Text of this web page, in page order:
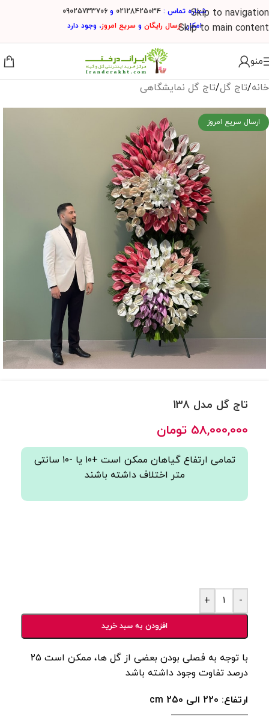
Skip to navigation
Skip to main content
شماره تماس : 02128425034 و09025733706
امکانارسال رایگان و سریع امروز، وجود دارد
منو
خانه/تاج گل/تاج گل نمایشگاهی
ارسال سریع امروز
تاج گل مدل 138
58,000,000 تومان
تمامی ارتفاع گیاهان ممکن است +۱۰ یا -۱۰ سانتی
متر اختلاف داشته باشند
-
+
افزودن به سبد خرید
با توجه به فصلی بودن بعضی از گل ها، ممکن است 25
درصد تفاوت وجود داشته باشد
ارتفاع: 220
الی 250 cm
————————